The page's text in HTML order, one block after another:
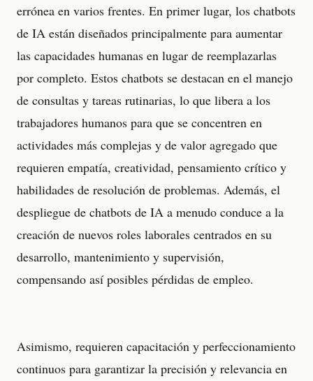
errónea en varios frentes. En primer lugar, los chatbots
de IA están diseñados principalmente para aumentar
las capacidades humanas en lugar de reemplazarlas
por completo. Estos chatbots se destacan en el manejo
de consultas y tareas rutinarias, lo que libera a los
trabajadores humanos para que se concentren en
actividades más complejas y de valor agregado que
requieren empatía, creatividad, pensamiento crítico y
habilidades de resolución de problemas. Además, el
despliegue de chatbots de IA a menudo conduce a la
creación de nuevos roles laborales centrados en su
desarrollo, mantenimiento y supervisión,
compensando así posibles pérdidas de empleo.
Asimismo, requieren capacitación y perfeccionamiento
continuos para garantizar la precisión y relevancia en